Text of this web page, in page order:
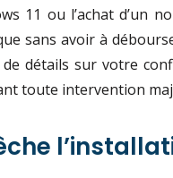
11 ou l’achat d’un
sans avoir à
détails sur votre
toute intervention